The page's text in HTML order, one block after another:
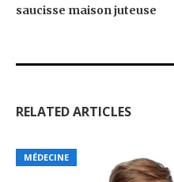
saucisse maison juteuse
RELATED ARTICLES
MÉDECINE